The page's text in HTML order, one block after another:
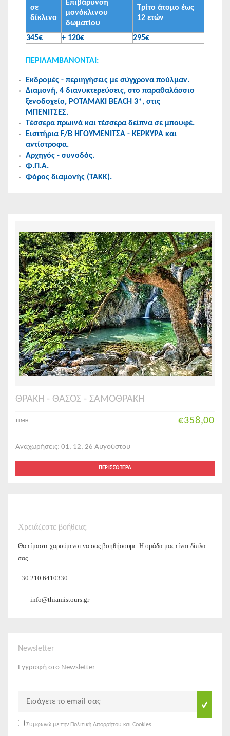
σε
δίκλινο
Επιβάρυνση
μονόκλινου
δωματίου
Τρίτο άτομο έως
12 ετών
345€ + 120€ 295€
ΠΕΡΙΛΑΜΒΑΝΟΝΤΑΙ:
Εκδρομές - περιηγήσεις με σύγχρονα πούλμαν.
Διαμονή, 4 διανυκτερεύσεις, στο παραθαλάσσιο
ξενοδοχείο, POTAMAKI BEACH 3*, στις
ΜΠΕΝΙΤΣΕΣ.
Τέσσερα πρωινά και τέσσερα δείπνα σε μπουφέ.
Εισιτήρια F/B HΓΟΥΜΕΝΙΤΣΑ - ΚΕΡΚΥΡΑ και
αντίστροφα.
Αρχηγός - συνοδός.
Φ.Π.Α.
Φόρος διαμονής (ΤΑΚΚ).
ΘΡΑΚΗ - ΘΑΣΟΣ - ΣΑΜΟΘΡΑΚΗ
ΤΙΜΗ €358,00
Αναχωρήσεις: 01, 12, 26 Αυγούστου
ΠΕΡΙΣΣΌΤΕΡΑ
Χρειάζεστε βοήθεια;
Θα είμαστε χαρούμενοι να σας βοηθήσουμε. Η ομάδα μας είναι δίπλα
σας
+30 210 6410330
info@thiamistours.gr
Newsletter
Εγγραφή στο Newsletter
Συμφωνώ με την Πολιτική Απορρήτου και Cookies